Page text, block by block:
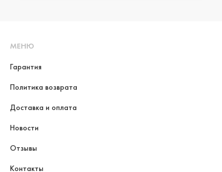
МЕНЮ
Гарантия
Политика возврата
Доставка и оплата
Новости
Отзывы
Контакты